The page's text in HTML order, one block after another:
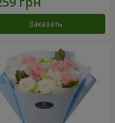
Заказать